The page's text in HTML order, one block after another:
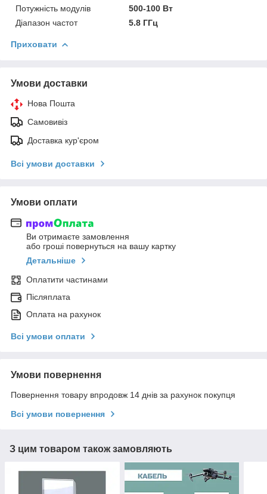
Потужність модулів
500-100 Вт
Діапазон частот
5.8 ГГц
Приховати
Умови доставки
Нова Пошта
Самовивіз
Доставка кур'єром
Всі умови доставки
Умови оплати
Ви отримаєте замовлення
або гроші повернуться на вашу картку
Детальніше
Оплатити частинами
Післяплата
Оплата на рахунок
Всі умови оплати
Умови повернення
Повернення товару впродовж 14 днів за рахунок покупця
Всі умови повернення
З цим товаром також замовляють